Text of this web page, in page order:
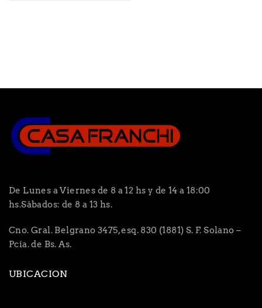
De Lunes a Viernes de 8 a 12 hs y de 14 a 18:00
hs.Sábados: de 8 a 13 hs.
Cno. Gral. Belgrano 3475, esq. 830 (1881) S. F. Solano –
Pcia. de Bs. As.
UBICACION